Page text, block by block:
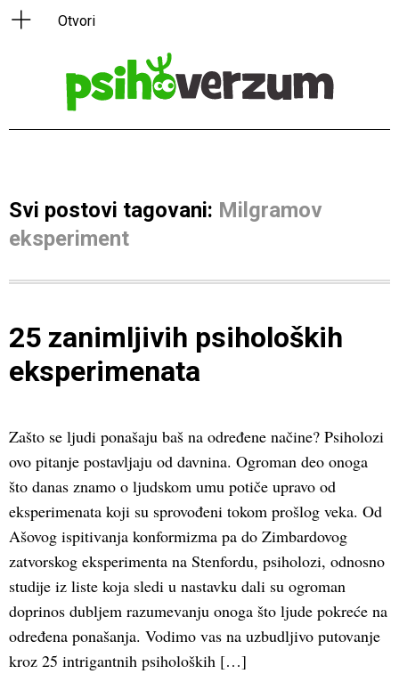
Svi postovi tagovani: Milgramov
eksperiment
25 zanimljivih psiholoških
eksperimenata
Zašto se ljudi ponašaju baš na određene načine? Psiholozi
ovo pitanje postavljaju od davnina. Ogroman deo onoga
što danas znamo o ljudskom umu potiče upravo od
eksperimenata koji su sprovođeni tokom prošlog veka. Od
Ašovog ispitivanja konformizma pa do Zimbardovog
zatvorskog eksperimenta na Stenfordu, psiholozi, odnosno
studije iz liste koja sledi u nastavku dali su ogroman
doprinos dubljem razumevanju onoga što ljude pokreće na
određena ponašanja. Vodimo vas na uzbudljivo putovanje
kroz 25 intrigantnih psiholoških […]